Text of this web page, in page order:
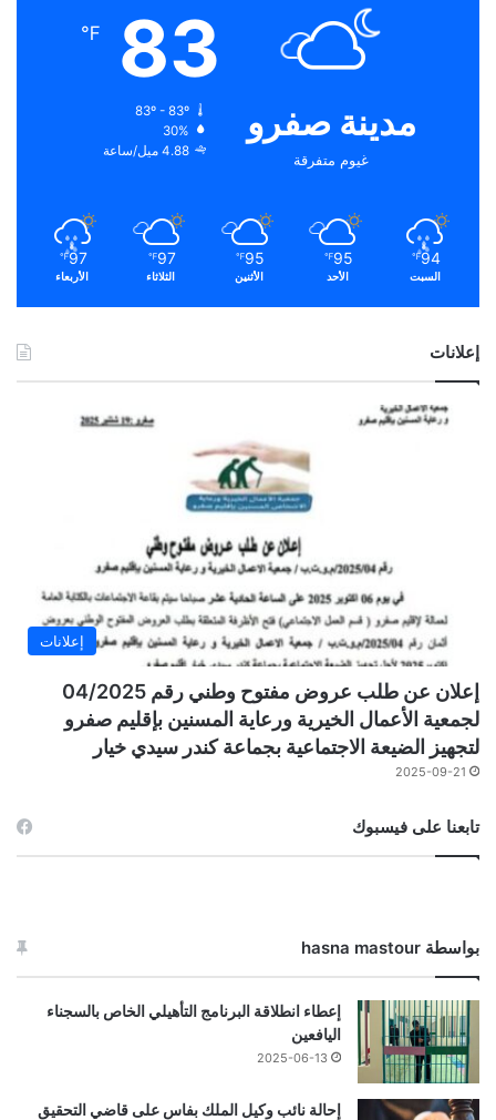
مدينة صفرو
غيوم متفرقة
83
℉
83º - 83º
30%
4.88 ميل/ساعة
94
℉
السبت
95
℉
الأحد
95
℉
الأثنين
97
℉
الثلاثاء
97
℉
الأربعاء
إعلانات
إعلانات
إعلان عن طلب عروض مفتوح وطني رقم 04/2025
لجمعية الأعمال الخيرية ورعاية المسنين بإقليم صفرو
لتجهيز الضيعة الاجتماعية بجماعة كندر سيدي خيار
2025-09-21
تابعنا على فيسبوك
بواسطة hasna mastour
إعطاء انطلاقة البرنامج التأهيلي الخاص بالسجناء
اليافعين
2025-06-13
إحالة نائب وكيل الملك بفاس على قاضي التحقيق